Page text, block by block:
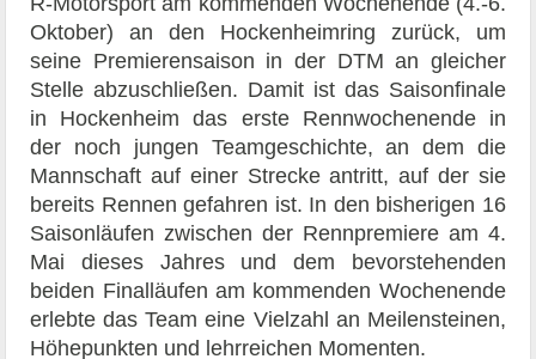
Oktober) an den Hockenheimring zurück, um
seine Premierensaison in der DTM an gleicher
Stelle abzuschließen. Damit ist das Saisonfinale
in Hockenheim das erste Rennwochenende in
der noch jungen Teamgeschichte, an dem die
Mannschaft auf einer Strecke antritt, auf der sie
bereits Rennen gefahren ist. In den bisherigen 16
Saisonläufen zwischen der Rennpremiere am 4.
Mai dieses Jahres und dem bevorstehenden
beiden Finalläufen am kommenden Wochenende
erlebte das Team eine Vielzahl an Meilensteinen,
Höhepunkten und lehrreichen Momenten.